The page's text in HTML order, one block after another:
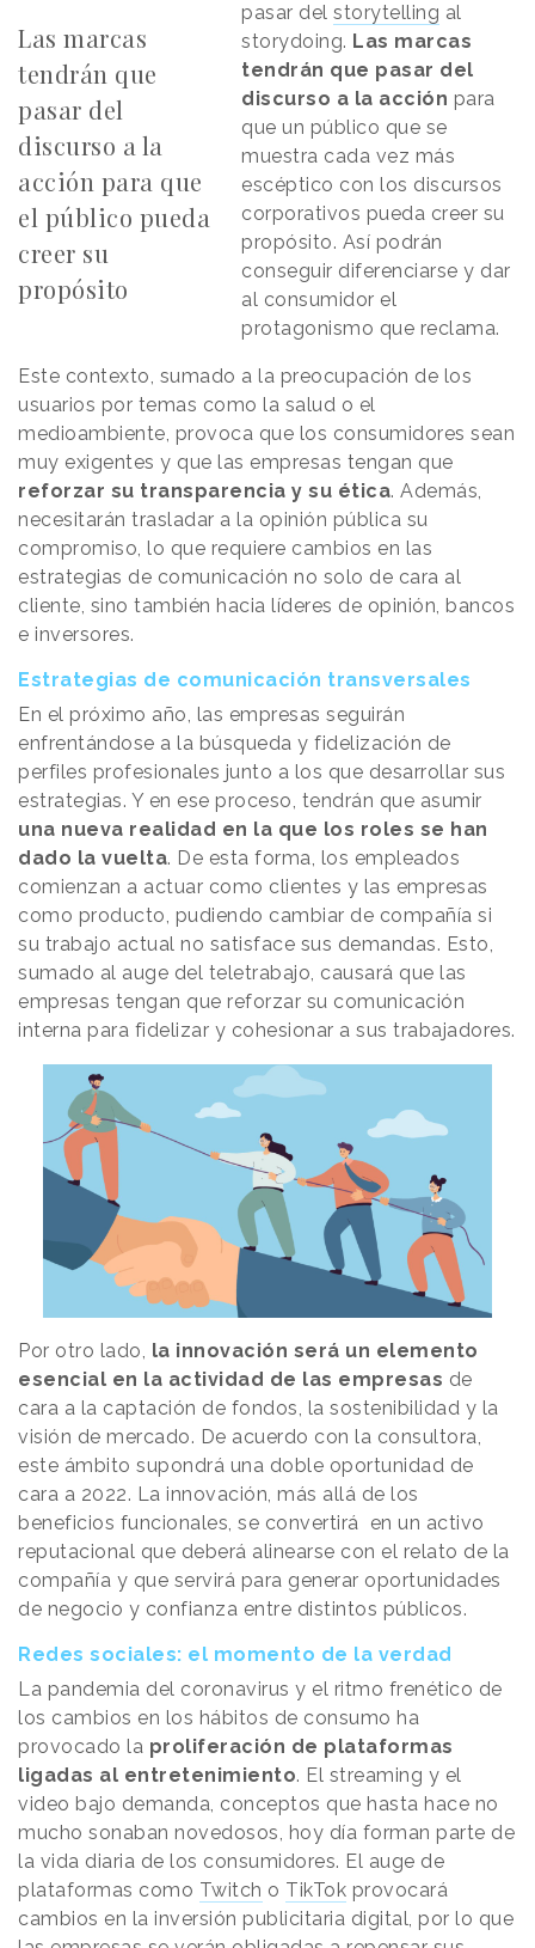
Las marcas
tendrán que
pasar del
discurso a la
acción para que
el público pueda
creer su
propósito
pasar delstorytelling al
storydoing. Las marcas
tendrán que pasar del
discurso a la acción para
que un público que se
muestra cada vez más
escéptico con los discursos
corporativos pueda creer su
propósito. Así podrán
conseguir diferenciarse y dar
al consumidor el
protagonismo que reclama.
Este contexto, sumado a la preocupación de los
usuarios por temas como la salud o el
medioambiente, provoca que los consumidores sean
muy exigentes y que las empresas tengan que
reforzar su transparencia y su ética. Además,
necesitarán trasladar a la opinión pública su
compromiso, lo que requiere cambios en las
estrategias de comunicación no solo de cara al
cliente, sino también hacia líderes de opinión, bancos
e inversores.
Estrategias de comunicación transversales
En el próximo año, las empresas seguirán
enfrentándose a la búsqueda y fidelización de
perfiles profesionales junto a los que desarrollar sus
estrategias. Y en ese proceso, tendrán que asumir
una nueva realidad en la que los roles se han
dado la vuelta. De esta forma, los empleados
comienzan a actuar como clientes y las empresas
como producto, pudiendo cambiar de compañía si
su trabajo actual no satisface sus demandas. Esto,
sumado al auge del teletrabajo, causará que las
empresas tengan que reforzar su comunicación
interna para fidelizar y cohesionar a sus trabajadores.
Por otro lado, la innovación será un elemento
esencial en la actividad de las empresas de
cara a la captación de fondos, la sostenibilidad y la
visión de mercado. De acuerdo con la consultora,
este ámbito supondrá una doble oportunidad de
cara a 2022. La innovación, más allá de los
beneficios funcionales, se convertirá en un activo
reputacional que deberá alinearse con el relato de la
compañía y que servirá para generar oportunidades
de negocio y confianza entre distintos públicos.
Redes sociales: el momento de la verdad
La pandemia del coronavirus y el ritmo frenético de
los cambios en los hábitos de consumo ha
provocado la proliferación de plataformas
ligadas al entretenimiento. El streaming y el
video bajo demanda, conceptos que hasta hace no
mucho sonaban novedosos, hoy día forman parte de
la vida diaria de los consumidores. El auge de
plataformas como Twitch o TikTok provocará
cambios en la inversión publicitaria digital, por lo que